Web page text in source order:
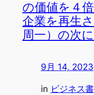
の価値を４
企業を再生
周一）の次
9月 14, 2023
in ビジネス書